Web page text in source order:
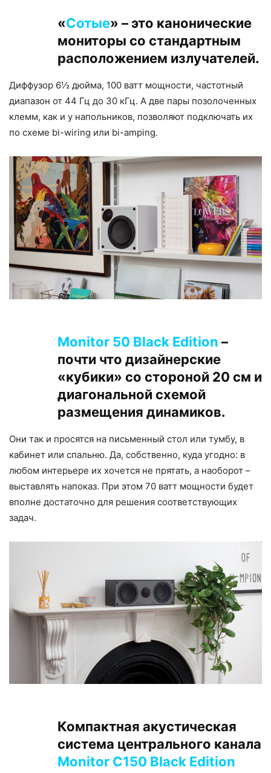
«Сотые» – это канонические
мониторы со стандартным
расположением излучателей.
Диффузор 6½ дюйма, 100 ватт мощности, частотный
диапазон от 44 Гц до 30 кГц. А две пары позолоченных
клемм, как и у напольников, позволяют подключать их
по схеме bi-wiring или bi-amping.
Monitor 50 Black Edition –
почти что дизайнерские
«кубики» со стороной 20 см и
диагональной схемой
размещения динамиков.
Они так и просятся на письменный стол или тумбу, в
кабинет или спальню. Да, собственно, куда угодно: в
любом интерьере их хочется не прятать, а наоборот –
выставлять напоказ. При этом 70 ватт мощности будет
вполне достаточно для решения соответствующих
задач.
Компактная акустическая
система центрального канала
Monitor C150 Black Edition